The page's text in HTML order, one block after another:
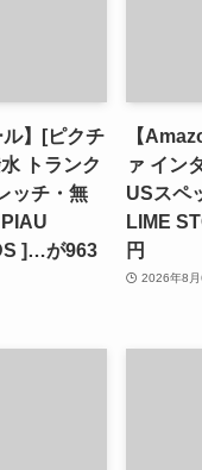
ル】[ピクチ
トランク
ッチ・無
]…が963
【
ァ イン
USスペ
LIME
円
2026年8月